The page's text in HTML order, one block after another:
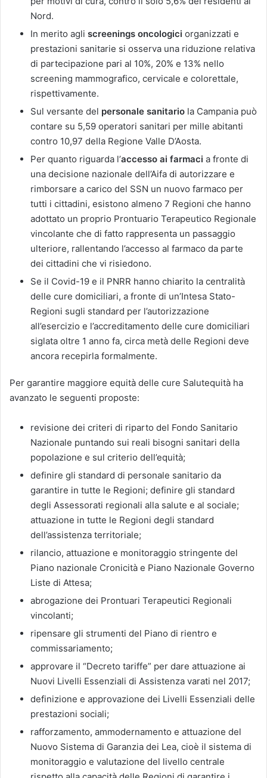
Nord.
In merito agli screenings oncologici organizzati e
prestazioni sanitarie si osserva una riduzione relativa
di partecipazione pari al 10%, 20% e 13% nello
screening mammografico, cervicale e colorettale,
rispettivamente.
Sul versante del personale sanitario la Campania può
contare su 5,59 operatori sanitari per mille abitanti
contro 10,97 della Regione Valle D’Aosta.
Per quanto riguarda l’accesso ai farmaci a fronte di
una decisione nazionale dell’Aifa di autorizzare e
rimborsare a carico del SSN un nuovo farmaco per
tutti i cittadini, esistono almeno 7 Regioni che hanno
adottato un proprio Prontuario Terapeutico Regionale
vincolante che di fatto rappresenta un passaggio
ulteriore, rallentando l’accesso al farmaco da parte
dei cittadini che vi risiedono.
Se il Covid-19 e il PNRR hanno chiarito la centralità
delle cure domiciliari, a fronte di un’Intesa Stato-
Regioni sugli standard per l’autorizzazione
all’esercizio e l’accreditamento delle cure domiciliari
siglata oltre 1 anno fa, circa metà delle Regioni deve
ancora recepirla formalmente.
Per garantire maggiore equità delle cure Salutequità ha
avanzato le seguenti proposte:
revisione dei criteri di riparto del Fondo Sanitario
Nazionale puntando sui reali bisogni sanitari della
popolazione e sul criterio dell’equità;
definire gli standard di personale sanitario da
garantire in tutte le Regioni; definire gli standard
degli Assessorati regionali alla salute e al sociale;
attuazione in tutte le Regioni degli standard
dell’assistenza territoriale;
rilancio, attuazione e monitoraggio stringente del
Piano nazionale Cronicità e Piano Nazionale Governo
Liste di Attesa;
abrogazione dei Prontuari Terapeutici Regionali
vincolanti;
ripensare gli strumenti del Piano di rientro e
commissariamento;
approvare il “Decreto tariffe” per dare attuazione ai
Nuovi Livelli Essenziali di Assistenza varati nel 2017;
definizione e approvazione dei Livelli Essenziali delle
prestazioni sociali;
rafforzamento, ammodernamento e attuazione del
Nuovo Sistema di Garanzia dei Lea, cioè il sistema di
monitoraggio e valutazione del livello centrale